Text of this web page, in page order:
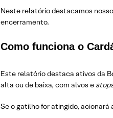
Neste relatório destacamos
encerramento.
Como funciona o
Este relatório destaca ativos da
alta ou de baixa, com alvos e
Se o gatilho for atingido, acionará